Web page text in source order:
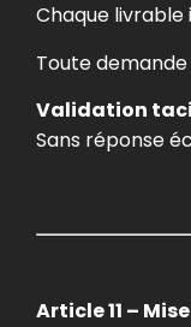
Chaque livrable
Toute
Validation
Sans réponse
Article 11 –